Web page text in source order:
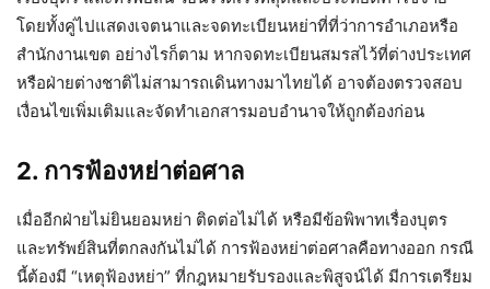
โดยทั้งคู่ไปแสดงเจตนาและจดทะเบียนหย่าที่ที่ว่าการอำเภอหรือ
สำนักงานเขต อย่างไรก็ตาม หากจดทะเบียนสมรสไว้ที่ต่างประเทศ
หรือฝ่ายต่างชาติไม่สามารถเดินทางมาไทยได้ อาจต้องตรวจสอบ
เงื่อนไขเพิ่มเติมและจัดทำเอกสารมอบอำนาจให้ถูกต้องก่อน
2. การฟ้องหย่าต่อศาล
เมื่ออีกฝ่ายไม่ยินยอมหย่า ติดต่อไม่ได้ หรือมีข้อพิพาทเรื่องบุตร
และทรัพย์สินที่ตกลงกันไม่ได้ การฟ้องหย่าต่อศาลคือทางออก กรณี
นี้ต้องมี “เหตุฟ้องหย่า” ที่กฎหมายรับรองและพิสูจน์ได้ มีการเตรียม